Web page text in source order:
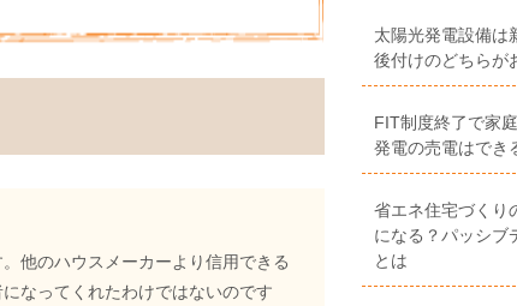
他のハウスメーカーより信用できる
なってくれたわけではないのです
太陽光発電設備は
後付けのどちらが
FIT制度終了で家
発電の売電はでき
省エネ住宅づくり
になる？パッシブ
とは